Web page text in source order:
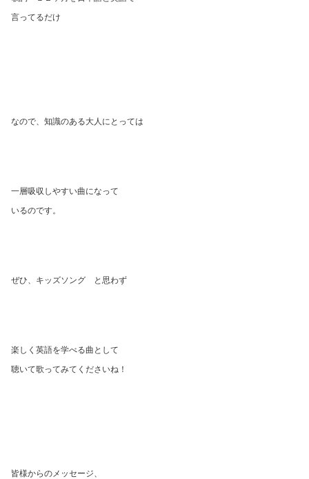
言ってるだけ
なので、知識のある大人にとっては
一層吸収しやすい曲になって
いるのです。
ぜひ、キッズソング と思わず
楽しく英語を学べる曲として
聴いて歌ってみてくださいね！
皆様からのメッセージ、